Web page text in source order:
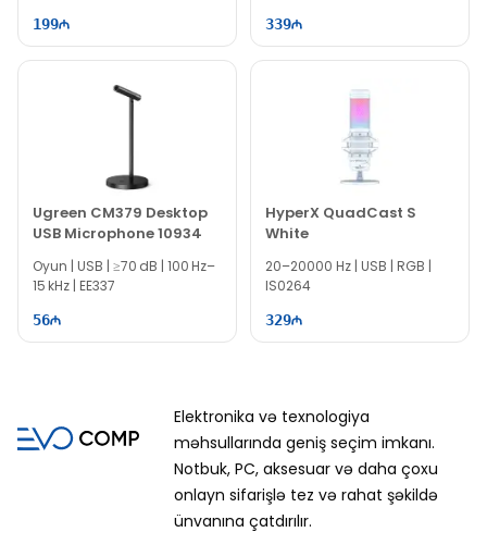
199 339
Ugreen CM379 Desktop
USB Microphone 10934
Oyun | USB | ≥70 dB | 100 Hz–
15 kHz | EE337
56
HyperX QuadCast S
White
20–20000 Hz | USB | RGB |
IS0264
329
Elektronika və texnologiya
məhsullarında geniş seçim imkanı.
Notbuk, PC, aksesuar və daha çoxu
onlayn sifarişlə tez və rahat şəkildə
ünvanına çatdırılır.